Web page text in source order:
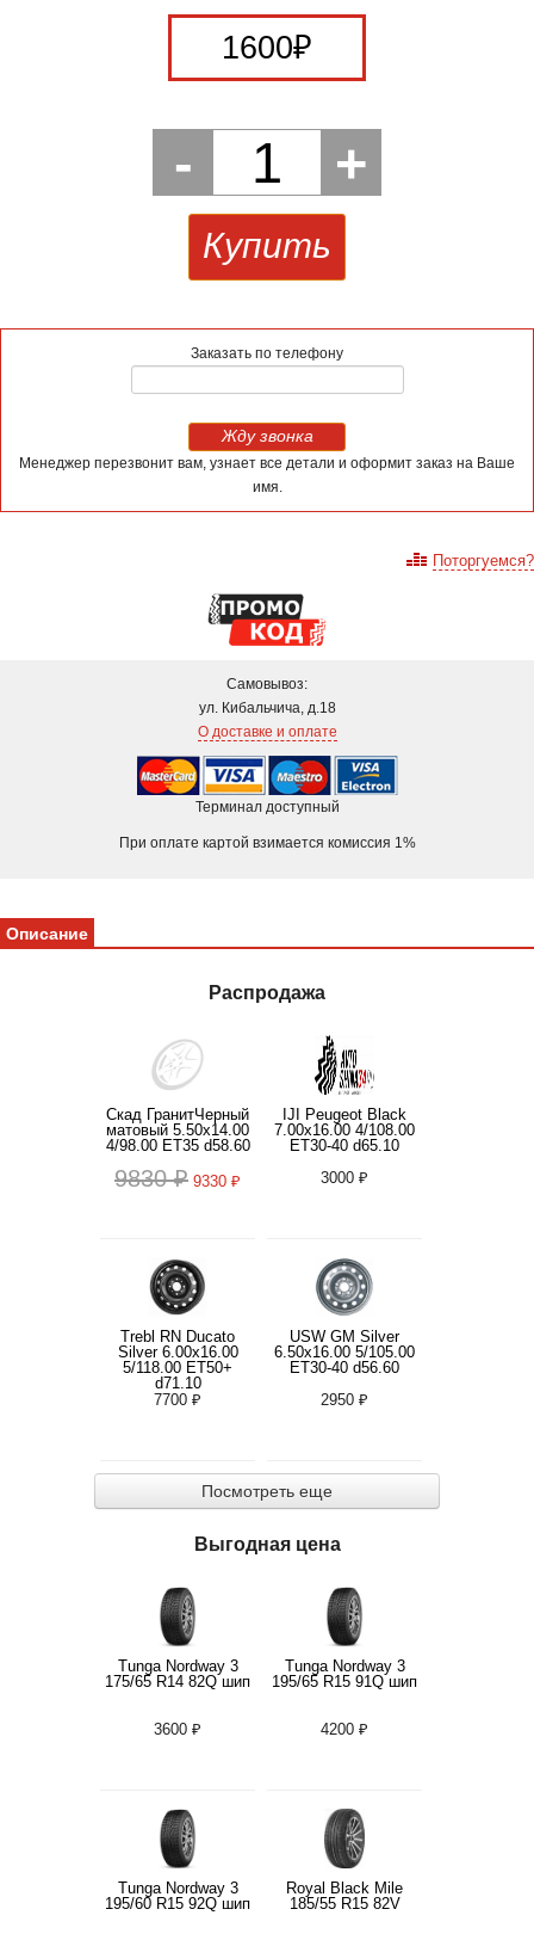
1600₽
- 1 +
Купить
Заказать по телефону
Жду звонка
Менеджер перезвонит вам, узнает все детали и оформит заказ на Ваше
имя.
Поторгуемся?
Самовывоз:
ул. Кибальчича, д.18
О доставке и оплате
Терминал доступный
При оплате картой взимается комиссия 1%
Описание
Распродажа
Скад ГранитЧерный
матовый 5.50x14.00
4/98.00 ET35 d58.60
9830 ₽ 9330 ₽
IJI Peugeot Black
7.00x16.00 4/108.00
ET30-40 d65.10
3000 ₽
Trebl RN Ducato
Silver 6.00x16.00
5/118.00 ET50+
d71.10
7700 ₽
USW GM Silver
6.50x16.00 5/105.00
ET30-40 d56.60
2950 ₽
Посмотреть еще
Выгодная цена
Tunga Nordway 3
175/65 R14 82Q шип
3600 ₽
Tunga Nordway 3
195/65 R15 91Q шип
4200 ₽
Tunga Nordway 3
195/60 R15 92Q шип
Royal Black Mile
185/55 R15 82V